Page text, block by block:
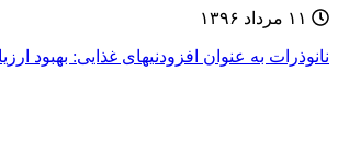
نانوذرات به عنوان افزودنیهای غذایی: بهبود